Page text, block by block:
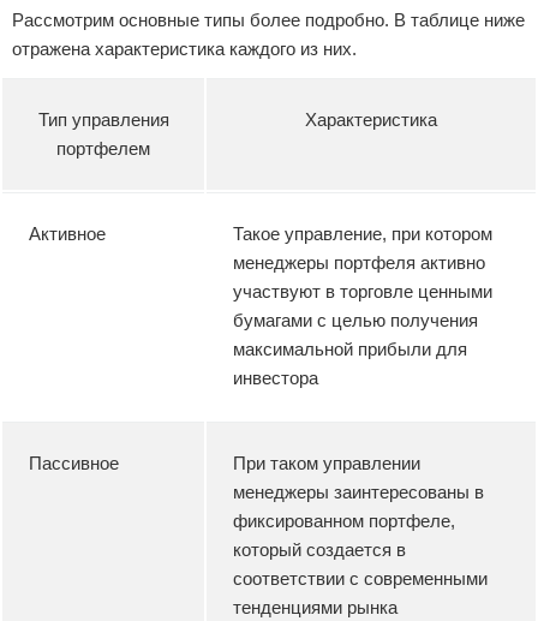
Рассмотрим основные типы более подробно. В таблице ниже
отражена характеристика каждого из них.
Тип управления
портфелем
Характеристика
Активное
Такое управление, при котором
менеджеры портфеля активно
участвуют в торговле ценными
бумагами с целью получения
максимальной прибыли для
инвестора
Пассивное
При таком управлении
менеджеры заинтересованы в
фиксированном портфеле,
который создается в
соответствии с современными
тенденциями рынка